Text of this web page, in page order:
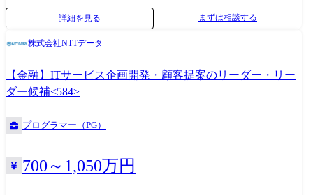
ドバックを受けたりできるので、ものづくりの醍醐味を感じることがで
きます。 また、当部署では多岐に渡る製品を担当している為、他製品へ
チャレンジする機会もございます。 ●当部署は若手～ベテランまで在籍
が、1チーム5名前後～20名越えとプロジェクトとしても様々な構成がご
ざいます。ソフトウェアエンジニアとしてキャリアを構築したい方には
最適な環境です。 ②電子線応用システム設計部について 半導体検査・計
装置例】 ・高分解能FEB測長装置CG7300 ・高分解能FEB測長装置
CR7300 ・ミラー電子式検査装置 Mirelis VM1000 【変更の範囲】会社
の定める業務 キャリアパスについて ●評価ソフトウェア設計部の中で、
した開発を担当いただきます。 ＜三菱UFJ銀行の担当業務システムの例
＞ ●個人のお客さま、法人顧客向けのインターネットバンキングシステ
ム ●預金・為替・融資・外国為替といった銀行のコアサービスのシステ
集・分析システム ●銀行の海外拠点で利用するコア業務システムを中心
としたグローバルシステム ●為替/資金/金利デリバティブ等の市場性商品
のシステム、市場性リスク管理システム ●SWIFTや日銀といった銀行間
テム ●金融犯罪対策やアンチマネーロンダリングを目的とした取引モニ
ン・スタンレー証券のシステム企画・開発支援 ●三菱UFJニコスのシステ
ム企画・開発支援、基盤管理 ●持株会社(三菱UFJフィナンシャル・グル
詳細を見る まずは相談する
株式会社NTTデータ
【金融】ITサービス企画開発・顧客提案のリーダー・リー
ダー候補<584>
プログラマー（PG）
700～1,050万円